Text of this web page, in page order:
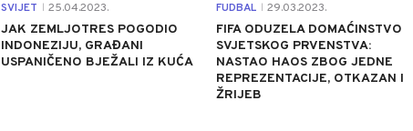
SVIJET 25.04.2023.
JAK ZEMLJOTRES POGODIO
INDONEZIJU, GRAĐANI
USPANIČENO BJEŽALI IZ KUĆA
FUDBAL 29.03.2023.
FIFA ODUZELA DOMAĆINSTVO
SVJETSKOG PRVENSTVA:
NASTAO HAOS ZBOG JEDNE
REPREZENTACIJE, OTKAZAN I
ŽRIJEB